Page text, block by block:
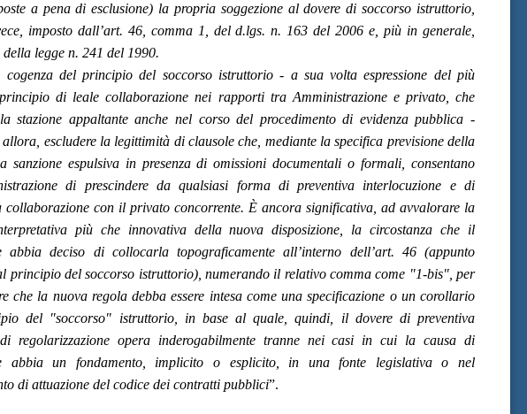
a pena di esclusione) la propria soggezione al dovere di soccorso istruttorio,
imposto dall’art. 46, comma 1, del d.lgs. n. 163 del 2006 e, più in generale,
legge n. 241 del 1990.
cogenza del principio del soccorso istruttorio - a sua volta espressione del più
di leale collaborazione nei rapporti tra Amministrazione e privato, che
stazione appaltante anche nel corso del procedimento di evidenza pubblica -
allora, escludere la legittimità di clausole che, mediante la specifica previsione della
sanzione espulsiva in presenza di omissioni documentali o formali, consentano
di prescindere da qualsiasi forma di preventiva interlocuzione e di
collaborazione con il privato concorrente. È ancora significativa, ad avvalorare la
più che innovativa della nuova disposizione, la circostanza che il
abbia deciso di collocarla topograficamente all’interno dell’art. 46 (appunto
principio del soccorso istruttorio), numerando il relativo comma come "1-bis", per
che la nuova regola debba essere intesa come una specificazione o un corollario
del "soccorso" istruttorio, in base al quale, quindi, il dovere di preventiva
regolarizzazione opera inderogabilmente tranne nei casi in cui la causa di
abbia un fondamento, implicito o esplicito, in una fonte legislativa o nel
di attuazione del codice dei contratti pubblici”.